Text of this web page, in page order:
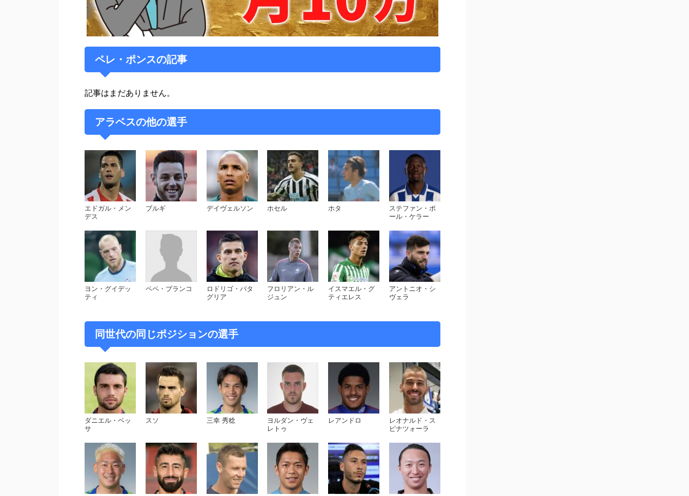
コ・マドリード戦で、トップリーグ初出場。同シーズンは31試合に出場し、リーグ10位に貢献し
た。
2019年7月4日、デポルティーボ・アラベスと3年契約を結んだ。。
代表経歴
VARによる騒動
2018年9月23日のカンプ・ノウでのFCバルセロナ戦で、騒動が発生。前半36分にクレマン・ラ
ングレと激しく競り合ったポンスは、ラングレと共に転倒。その際、主審のヒル・マンサーノは
ビデオ・アシスタント・レフェリー (VAR) による裁定に委ねる。
その結果、ラングレの肘がポンスの顔面に直撃していたとして、マンサーノ主審はラングレに一
発退場を宣告した。しかしポンスは試合後、「はじめは僕のファウルだと思っていた。すぐに彼
（ラングレ）に謝ったら、彼に退場処分が下されていた」と主張。
一方、バルセロナ側も試合後にエルネスト・バルベルデ監督、ジェラール・ピケ、セルヒオ・ブ
スケツらが「非常におかしい」と不満を述べる事態となった。試合の方はクリスティアン・スト
ゥアーニの2ゴールで一時は2-1と逆転したジローナだったが、後半18分にピケに同点ゴールを決
因みに、この日がバルセロナ移籍後初出場ながら、不運な形での退場処分となったラングレだっ
たが、出場停止は1試合のみとなり、以降は同胞のサミュエル・ユムティティの負傷欠場なども
引用元：wikipedia
ペレ・ポンスの記事
記事はまだありません。
アラベスの他の選手
エドガル・メン
デス
ブルギ デイヴェルソン ホセル ホタ
ステファン・ポ
ール・ケラー
ヨン・グイデッ
ティ
ペペ・ブランコ
ロドリゴ・バタ
グリア
フロリアン・ル
ジュン
イスマエル・グ
ティエレス
アントニオ・シ
ヴェラ
同世代の同じポジションの選手
ダニエル・ベッ
サ
スソ 三幸 秀稔
ヨルダン・ヴェ
レトゥ
レアンドロ
レオナルド・ス
ピナツォーラ